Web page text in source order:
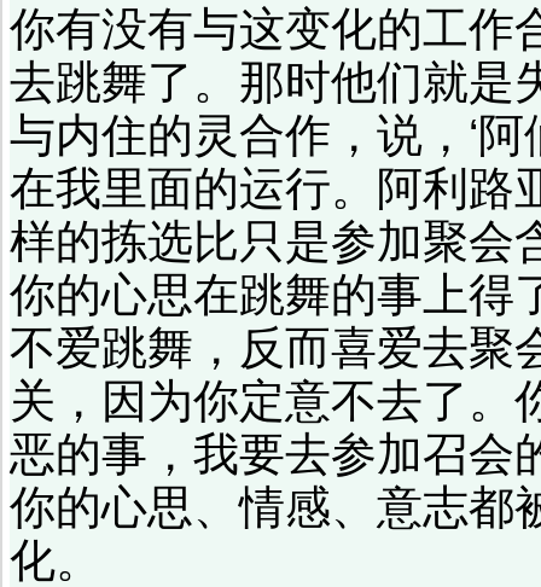
你有没有与这变化的工作
去跳舞了。那时他们就是
与内住的灵合作，说，‘
在我里面的运行。阿利路
样的拣选比只是参加聚会
你的心思在跳舞的事上得
不爱跳舞，反而喜爱去聚
关，因为你定意不去了。
恶的事，我要去参加召会
你的心思、情感、意志都
化。